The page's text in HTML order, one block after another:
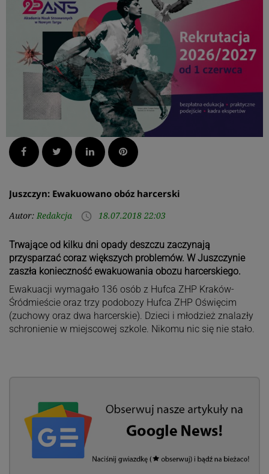
Facebook Twitter LinkedInPinterest
Juszczyn: Ewakuowano obóz harcerski
Autor: Redakcja access_time 18.07.2018 22:03
Trwające od kilku dni opady deszczu zaczynają
przysparzać coraz większych problemów. W Juszczynie
zaszła konieczność ewakuowania obozu harcerskiego.
Ewakuacji wymagało 136 osób z Hufca ZHP Kraków-
Śródmieście oraz trzy podobozy Hufca ZHP Oświęcim
(zuchowy oraz dwa harcerskie). Dzieci i młodzież znalazły
schronienie w miejscowej szkole. Nikomu nic się nie stało.